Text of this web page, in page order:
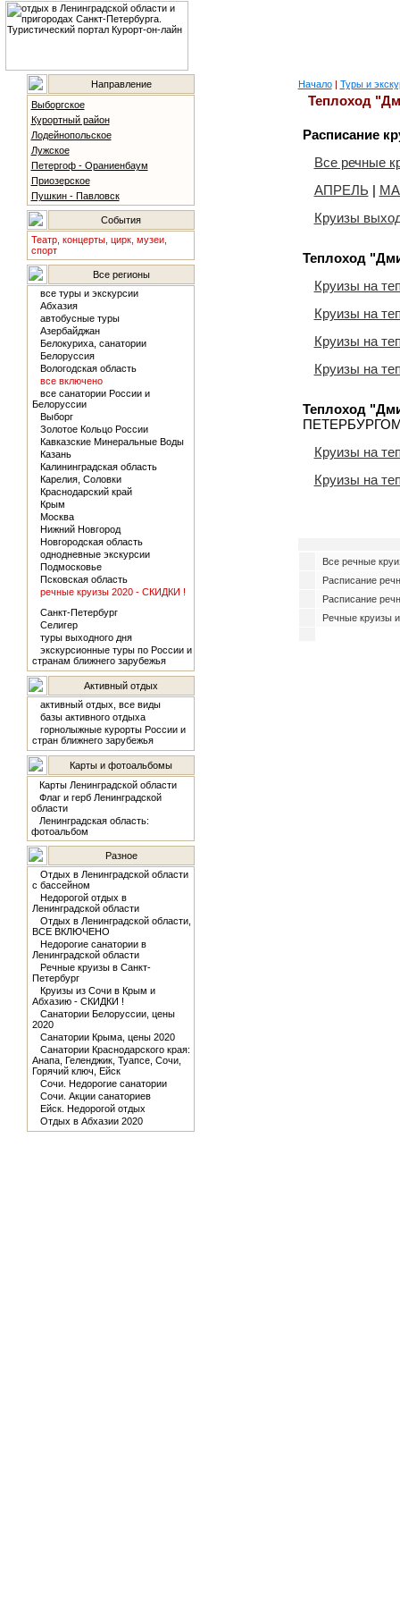
Направление
Выборгское
Курортный район
Лодейнопольское
Лужское
Петергоф - Ораниенбаум
Приозерское
Пушкин - Павловск
События
Театр, концерты, цирк, музеи,
спорт
Все регионы
все туры и экскурсии
Абхазия
автобусные туры
Азербайджан
Белокуриха, санатории
Белоруссия
Вологодская область
все включено
все санатории России и
Белоруссии
Выборг
Золотое Кольцо России
Кавказские Минеральные Воды
Казань
Калининградская область
Карелия, Соловки
Краснодарский край
Крым
Москва
Нижний Новгород
Новгородская область
однодневные экскурсии
Подмосковье
Псковская область
речные круизы 2020 - СКИДКИ !
Санкт-Петербург
Селигер
туры выходного дня
экскурсионные туры по России и
странам ближнего зарубежья
Активный отдых
активный отдых, все виды
базы активного отдыха
горнолыжные курорты России и
стран ближнего зарубежья
Карты и фотоальбомы
Карты Ленинградской области
Флаг и герб Ленинградской
области
Ленинградская область:
фотоальбом
Разное
Отдых в Ленинградской области
с бассейном
Недорогой отдых в
Ленинградской области
Отдых в Ленинградской области,
ВСЕ ВКЛЮЧЕНО
Недорогие санатории в
Ленинградской области
Речные круизы в Санкт-
Петербург
Круизы из Сочи в Крым и
Абхазию - СКИДКИ !
Санатории Белоруссии, цены
2020
Санатории Крыма, цены 2020
Санатории Краснодарского края:
Анапа, Геленджик, Туапсе, Сочи,
Горячий ключ, Ейск
Сочи. Недорогие санатории
Сочи. Акции санаториев
Ейск. Недорогой отдых
Отдых в Абхазии 2020
Начало| Туры и
Теплоход
Расписание
Все речные
АПРЕЛЬ |
Круизы
Теплоход
Круизы на
Круизы на
Круизы на
Круизы на
Теплоход
Круизы на
Круизы на
Все речные
Расписание
Расписание
Речные круизы